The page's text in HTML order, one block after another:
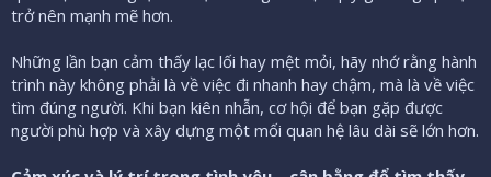
trở nên mạnh mẽ hơn.
Những lần bạn cảm thấy lạc lối hay mệt mỏi, hãy nhớ rằng hành
trình này không phải là về việc đi nhanh hay chậm, mà là về việc
tìm đúng người. Khi bạn kiên nhẫn, cơ hội để bạn gặp được
người phù hợp và xây dựng một mối quan hệ lâu dài sẽ lớn hơn.